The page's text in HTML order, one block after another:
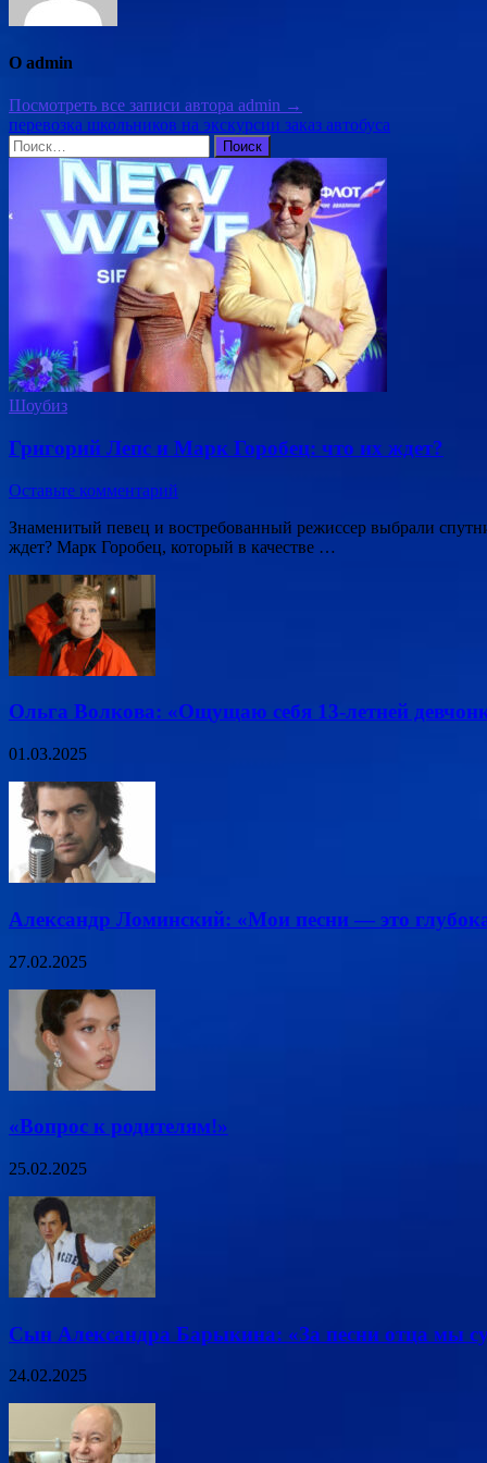
О admin
Посмотреть все записи автора admin →
перевозка школьников на экскурсии заказ автобуса
Найти:
Шоубиз
Григорий Лепс и Марк Горобец: что их ждет?
Оставьте комментарий
Знаменитый певец и востребованный режиссер выбрали
ждет? Марк Горобец, который в качестве …
Ольга Волкова: «Ощущаю себя 13-летней
01.03.2025
Александр Ломинский: «Мои песни — это
27.02.2025
«Вопрос к родителям!»
25.02.2025
Сын Александра Барыкина: «За песни отца мы
24.02.2025